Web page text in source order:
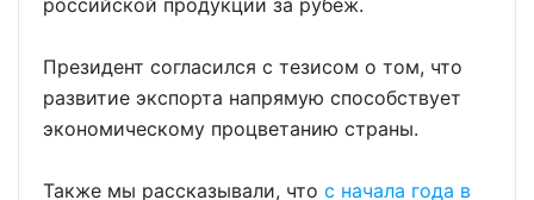
российской продукции за рубеж.
Президент согласился с тезисом о том, что
развитие экспорта напрямую способствует
экономическому процветанию страны.
Также мы рассказывали, что с начала года в